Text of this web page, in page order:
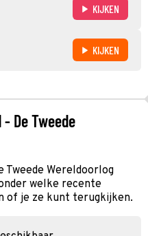
KIJKEN
KIJKEN
De Tweede
Tweede Wereldoorlog
welke recente
of je ze kunt terugkijken.